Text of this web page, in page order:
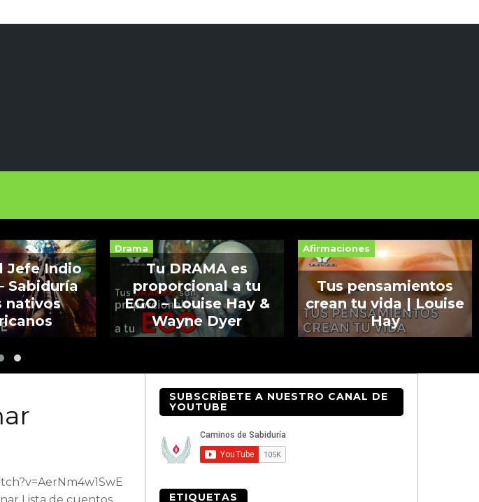
Jefe Indio
Sabiduría
nativos
Drama
Tu DRAMA es
proporcional a tu
EGO – Louise Hay &
Wayne Dyer
Afirmaciones
Tus pensamientos
crean tu vida | Louise
Hay
SUBSCRÍBETE A NUESTRO CANAL DE
YOUTUBE
ETIQUETAS